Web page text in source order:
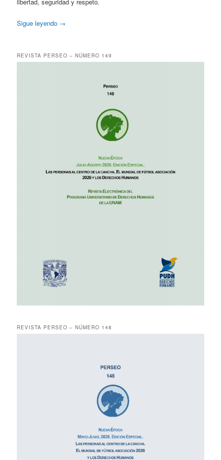
libertad, seguridad y respeto.
Sigue leyendo →
REVISTA PERSEO – NÚMERO 149
REVISTA PERSEO – NÚMERO 148